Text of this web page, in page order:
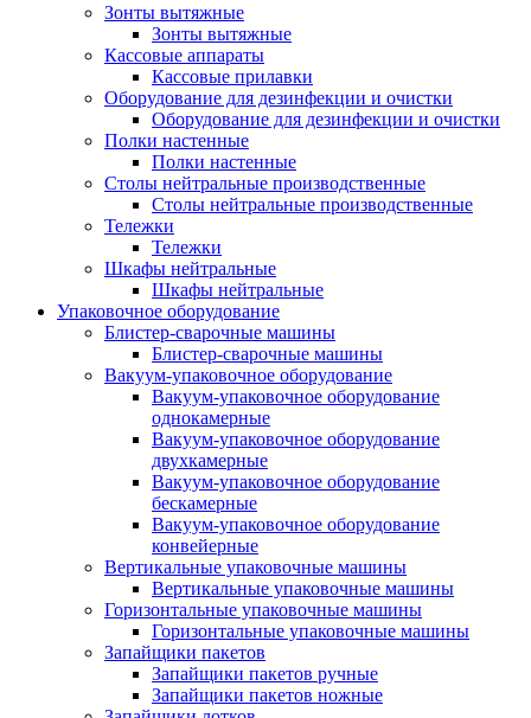
Зонты вытяжные
Зонты вытяжные
Кассовые аппараты
Кассовые прилавки
Оборудование для дезинфекции и очистки
Оборудование для дезинфекции и очистки
Полки настенные
Полки настенные
Столы нейтральные производственные
Столы нейтральные производственные
Тележки
Тележки
Шкафы нейтральные
Шкафы нейтральные
Упаковочное оборудование
Блистер-сварочные машины
Блистер-сварочные машины
Вакуум-упаковочное оборудование
Вакуум-упаковочное оборудование
однокамерные
Вакуум-упаковочное оборудование
двухкамерные
Вакуум-упаковочное оборудование
беcкамерные
Вакуум-упаковочное оборудование
конвейерные
Вертикальные упаковочные машины
Вертикальные упаковочные машины
Горизонтальные упаковочные машины
Горизонтальные упаковочные машины
Запайщики пакетов
Запайщики пакетов ручные
Запайщики пакетов ножные